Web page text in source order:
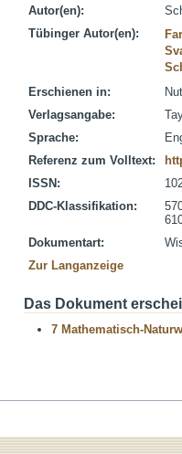
Autor(en):
Tübinger Autor(en):
Erschienen in:
Verlagsangabe:
Sprache:
Referenz zum Volltext:
ISSN:
DDC-Klassifikation:
Dokumentart:
Zur Langanzeige
Das Dokument
7 Mathematisch-